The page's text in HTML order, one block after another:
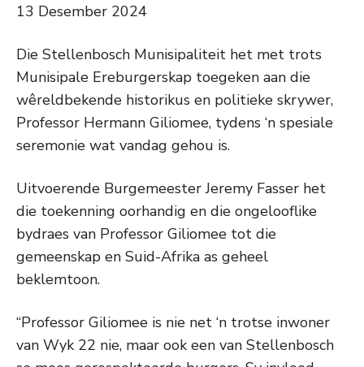
13 Desember 2024
Die Stellenbosch Munisipaliteit het met trots
Munisipale Ereburgerskap toegeken aan die
wêreldbekende historikus en politieke skrywer,
Professor Hermann Giliomee, tydens ‘n spesiale
seremonie wat vandag gehou is.
Uitvoerende Burgemeester Jeremy Fasser het
die toekenning oorhandig en die ongelooflike
bydraes van Professor Giliomee tot die
gemeenskap en Suid-Afrika as geheel
beklemtoon.
“Professor Giliomee is nie net ‘n trotse inwoner
van Wyk 22 nie, maar ook een van Stellenbosch